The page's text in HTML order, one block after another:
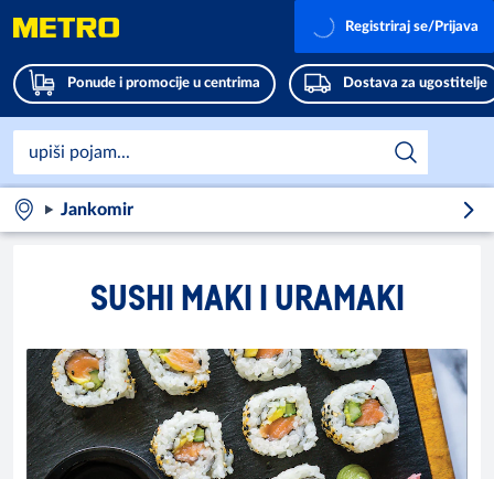
Ponude i promocije u centrima Dostava za ugostitelje
Registriraj se/Prijava
Jankomir
SUSHI MAKI I URAMAKI